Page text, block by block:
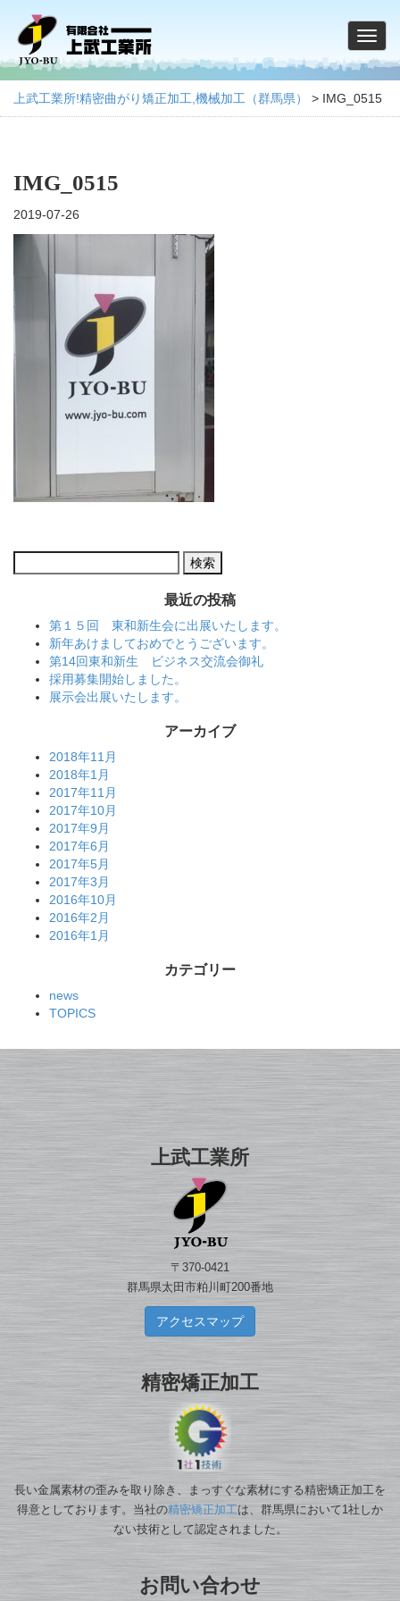
上武工業所!精密曲がり矯正加工,機械加工（群馬県） > IMG_0515
IMG_0515
2019-07-26
索:
最近の投稿
第１５回 東和新生会に出展いたします。
新年あけましておめでとうございます。
第14回東和新生 ビジネス交流会御礼
採用募集開始しました。
展示会出展いたします。
アーカイブ
2018年11月
2018年1月
2017年11月
2017年10月
2017年9月
2017年6月
2017年5月
2017年3月
2016年10月
2016年2月
2016年1月
カテゴリー
news
TOPICS
上武工業所
〒370-0421
群馬県太田市粕川町200番地
アクセスマップ
精密矯正加工
長い金属素材の歪みを取り除き、まっすぐな素材にする精密矯正加工を
得意としております。当社の精密矯正加工は、群馬県において1社しか
ない技術として認定されました。
お問い合わせ